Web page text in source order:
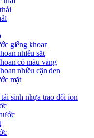
giếng khoan
nhiều sắt
có màu vàng
nhiều cặn đen
mặt
sinh nhựa trao đổi ion